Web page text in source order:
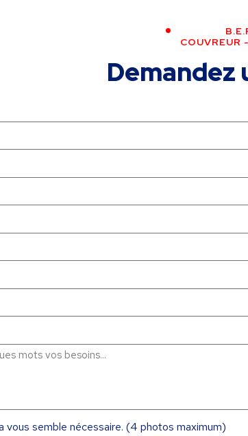
COUVREUR
Demandez
vous semble nécessaire. (4 photos maximum)